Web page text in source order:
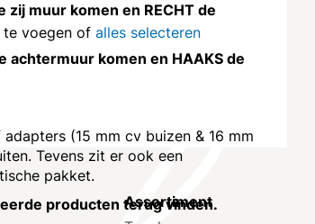
muur komen en RECHT de
achtermuur komen en HAAKS de
(15 mm cv buizen & 16 mm
Tevens zit er ook een
pakket.
producten terug vinden.
te voegen of alles selecteren
Assortiment